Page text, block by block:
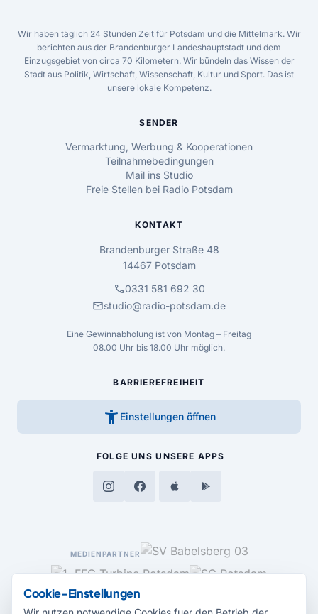
Wir haben täglich 24 Stunden Zeit für Potsdam und die Mittelmark. Wir
berichten aus der Brandenburger Landeshauptstadt und dem
Einzugsgebiet von circa 70 Kilometern. Wir bündeln das Wissen der
Stadt aus Politik, Wirtschaft, Wissenschaft, Kultur und Sport. Das ist
unsere lokale Kompetenz.
SENDER
Vermarktung, Werbung & Kooperationen
Teilnahmebedingungen
Mail ins Studio
Freie Stellen bei Radio Potsdam
KONTAKT
Brandenburger Straße 48
14467 Potsdam
call0331 581 692 30
mailstudio@radio-potsdam.de
Eine Gewinnabholung ist von Montag – Freitag
08.00 Uhr bis 18.00 Uhr möglich.
BARRIEREFREIHEIT
accessibility_new Einstellungen öffnen
FOLGE UNS UNSERE APPS
MEDIENPARTNER
Cookie-Einstellungen